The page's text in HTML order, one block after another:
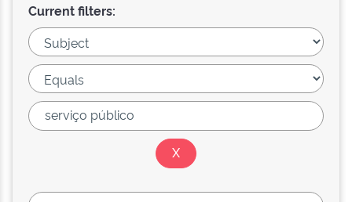
Current filters: